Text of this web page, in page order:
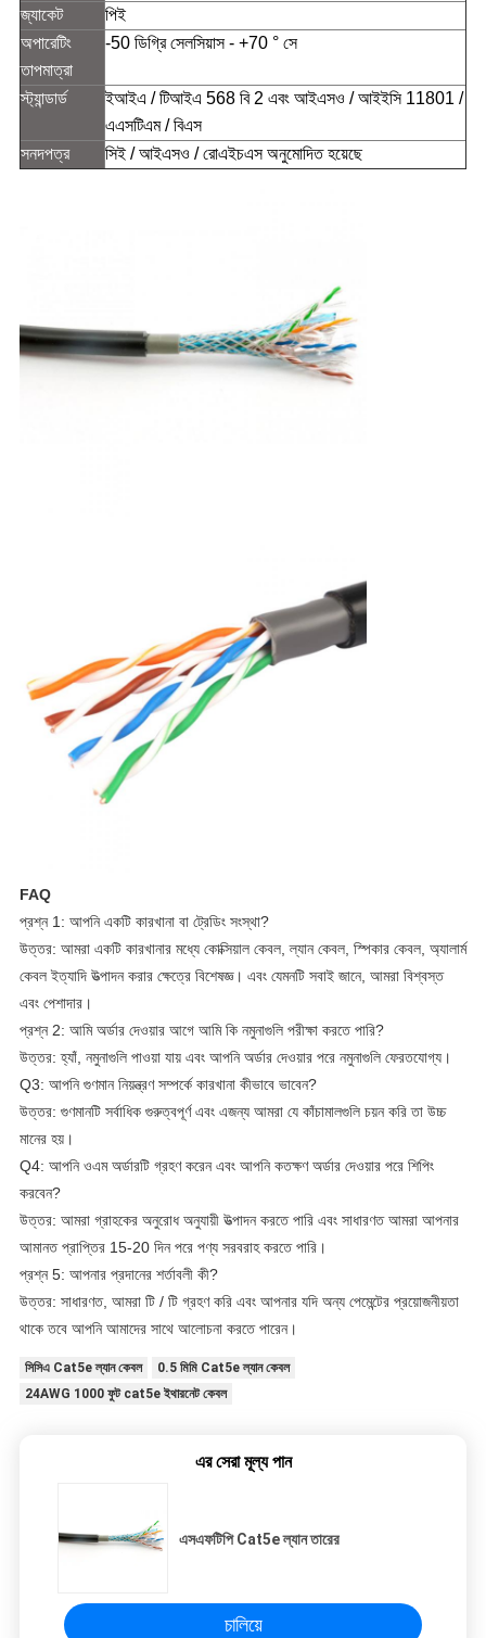
জ্যাকেট
পিই
অপারেটিং
তাপমাত্রা
-50 ডিগ্রি সেলসিয়াস - +70 ° সে
স্ট্যান্ডার্ড
ইআইএ / টিআইএ 568 বি 2 এবং আইএসও / আইইসি 11801 /
এএসটিএম / বিএস
সনদপত্র
সিই / আইএসও / রোএইচএস অনুমোদিত হয়েছে
FAQ
প্রশ্ন 1: আপনি একটি কারখানা বা ট্রেডিং সংস্থা?
উত্তর: আমরা একটি কারখানার মধ্যে কোক্সিয়াল কেবল, ল্যান কেবল, স্পিকার কেবল, অ্যালার্ম
কেবল ইত্যাদি উত্পাদন করার ক্ষেত্রে বিশেষজ্ঞ। এবং যেমনটি সবাই জানে, আমরা বিশ্বস্ত
এবং পেশাদার।
প্রশ্ন 2: আমি অর্ডার দেওয়ার আগে আমি কি নমুনাগুলি পরীক্ষা করতে পারি?
উত্তর: হ্যাঁ, নমুনাগুলি পাওয়া যায় এবং আপনি অর্ডার দেওয়ার পরে নমুনাগুলি ফেরতযোগ্য।
Q3: আপনি গুণমান নিয়ন্ত্রণ সম্পর্কে কারখানা কীভাবে ভাবেন?
উত্তর: গুণমানটি সর্বাধিক গুরুত্বপূর্ণ এবং এজন্য আমরা যে কাঁচামালগুলি চয়ন করি তা উচ্চ
মানের হয়।
Q4: আপনি ওএম অর্ডারটি গ্রহণ করেন এবং আপনি কতক্ষণ অর্ডার দেওয়ার পরে শিপিং
করবেন?
উত্তর: আমরা গ্রাহকের অনুরোধ অনুযায়ী উত্পাদন করতে পারি এবং সাধারণত আমরা আপনার
আমানত প্রাপ্তির 15-20 দিন পরে পণ্য সরবরাহ করতে পারি।
প্রশ্ন 5: আপনার প্রদানের শর্তাবলী কী?
উত্তর: সাধারণত, আমরা টি / টি গ্রহণ করি এবং আপনার যদি অন্য পেমেন্টের প্রয়োজনীয়তা
থাকে তবে আপনি আমাদের সাথে আলোচনা করতে পারেন।
সিসিএ Cat5e ল্যান কেবল
0.5 মিমি Cat5e ল্যান কেবল
24AWG 1000 ফুট cat5e ইথারনেট কেবল
এর সেরা মূল্য পান
এসএফটিপি Cat5e ল্যান তারের
চালিয়ে